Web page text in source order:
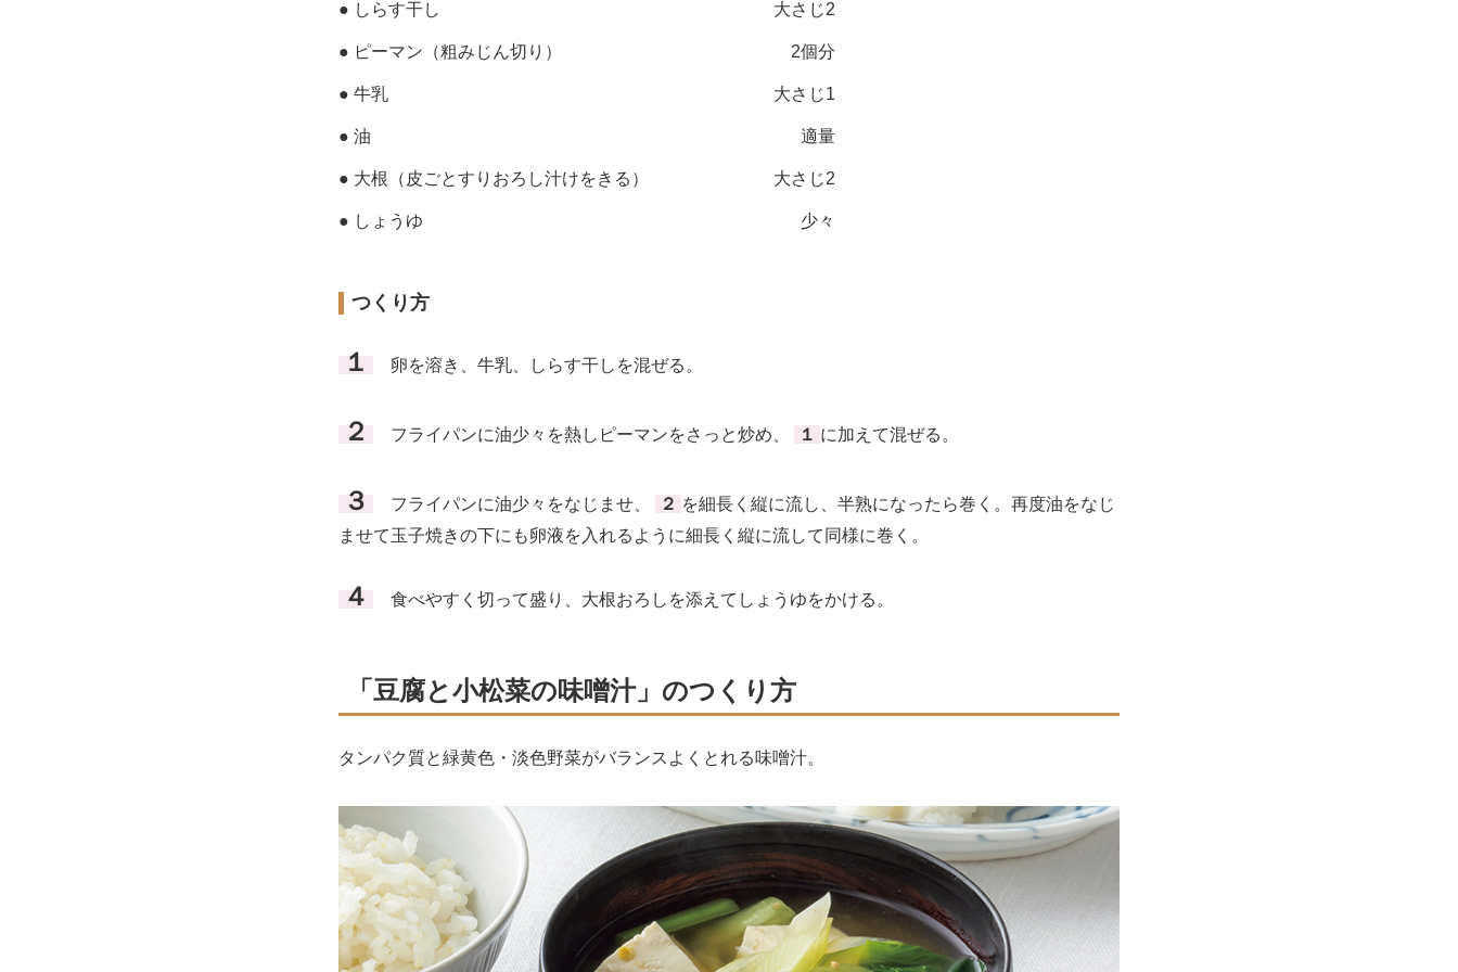
● しらす干し 大さじ2
● ピーマン（粗みじん切り） 2個分
● 牛乳 大さじ1
● 油 適量
● 大根（皮ごとすりおろし汁けをきる） 大さじ2
● しょうゆ 少々
つくり方
１ 卵を溶き、牛乳、しらす干しを混ぜる。
２ フライパンに油少々を熱しピーマンをさっと炒め、 １ に加えて混ぜる。
３ フライパンに油少々をなじませ、 ２ を細長く縦に流し、半熟になったら巻く。再度油をなじ
ませて玉子焼きの下にも卵液を入れるように細長く縦に流して同様に巻く。
４ 食べやすく切って盛り、大根おろしを添えてしょうゆをかける。
「豆腐と小松菜の味噌汁」のつくり方
タンパク質と緑黄色・淡色野菜がバランスよくとれる味噌汁。